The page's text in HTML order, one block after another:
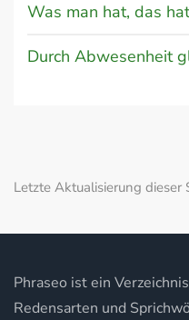
Was man hat, das
Durch Abwesenheit
Letzte Aktualisierung dieser
Phraseo ist ein
Redensarten und